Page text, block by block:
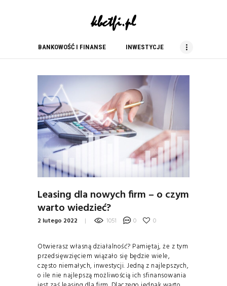
BANKOWOŚĆ I FINANSE INWESTYCJE
kbc tfi
blog finansowy
INWESTYCJE
NIERUCHOMOŚCI
PORADY
PRACA
USŁUGI
ZAKUPY
Leasing dla nowych firm – o czym
warto wiedzieć?
2 lutego 2022 1051 0 0
Otwierasz własną działalność? Pamiętaj, że z tym
przedsięwzięciem wiązało się będzie wiele,
często niemałych, inwestycji. Jedną z najlepszych,
o ile nie najlepszą możliwością ich sfinansowania